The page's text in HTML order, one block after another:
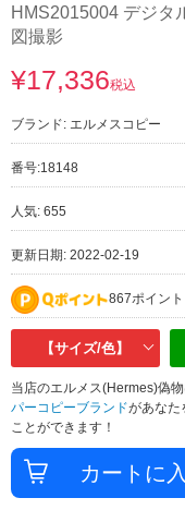
HMS2015004 デジタ
図撮影
¥17,336税込
ブランド: エルメスコピー
番号:18148
人気: 655
更新日期: 2022-02-19
867ポイント
【サイズ/色】
当店のエルメス(Hermes)偽
パーコピーブランドがあなた
ことができます！